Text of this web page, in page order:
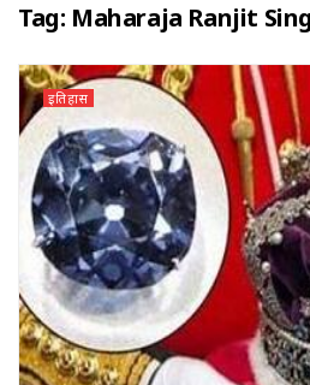
Tag: Maharaja Ranjit
इतिहास